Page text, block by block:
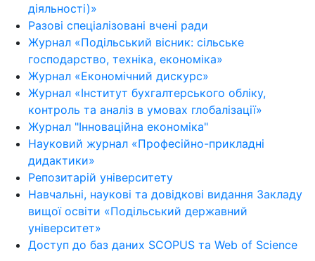
діяльності)»
Разові спеціалізовані вчені ради
Журнал «Подільський вісник: сільське
господарство, техніка, економіка»
Журнал «Економічний дискурс»
Журнал «Інститут бухгалтерського обліку,
контроль та аналіз в умовах глобалізації»
Журнал "Інноваційна економіка"
Науковий журнал «Професійно-прикладні
дидактики»
Репозитарій університету
Навчальні, наукові та довідкові видання Закладу
вищої освіти «Подільський державний
університет»
Доступ до баз даних SCOPUS та Web of Science